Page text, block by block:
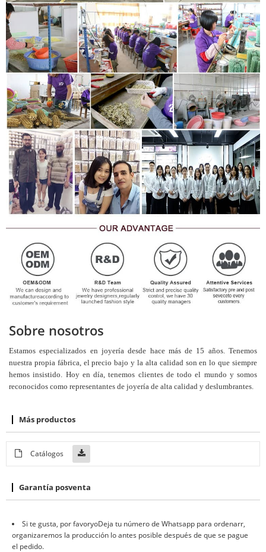
Sobre nosotros
Estamos especializados en joyería desde hace más de 15 años. Tenemos
nuestra propia fábrica, el precio bajo y la alta calidad son en lo que siempre
hemos insistido. Hoy en día, tenemos clientes de todo el mundo y somos
reconocidos como representantes de joyería de alta calidad y deslumbrantes.
Más productos
Catálogos
Garantía posventa
Si te gusta, por favoryoDeja tu número de Whatsapp para ordenarr,
organizaremos la producción lo antes posible después de que se pague
el pedido.